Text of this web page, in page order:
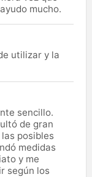
mucho.
utilizar y la
sencillo.
de gran
posibles
medidas
y me
según los